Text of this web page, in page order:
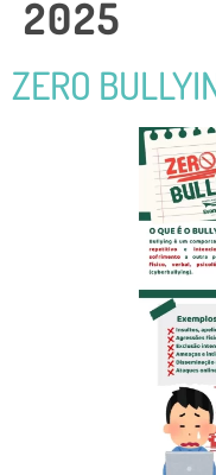
2025
ZERO